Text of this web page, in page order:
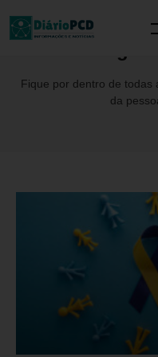
Fique por dentro de todas
da